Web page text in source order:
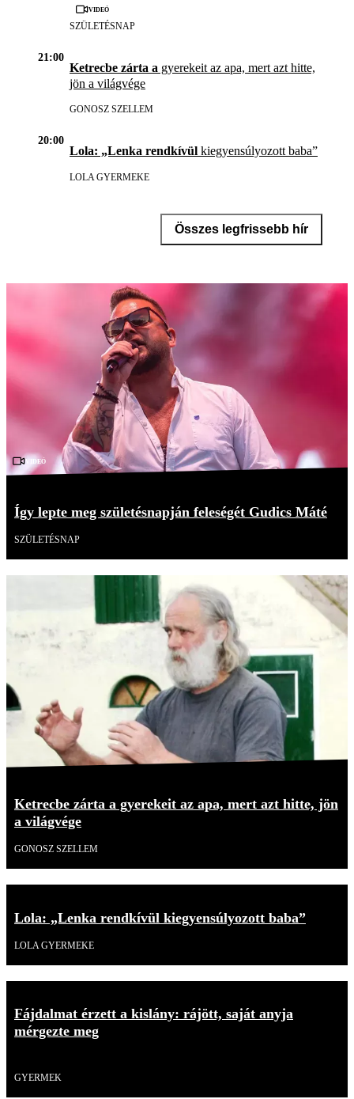
Videó
SZÜLETÉSNAP
21:00
Ketrecbe zárta a gyerekeit az apa, mert azt hitte,
jön a világvége
GONOSZ SZELLEM
20:00
Lola: „Lenka rendkívül kiegyensúlyozott baba”
LOLA GYERMEKE
Összes legfrissebb hír
Videó
Így lepte meg születésnapján feleségét Gudics Máté
SZÜLETÉSNAP
Ketrecbe zárta a gyerekeit az apa, mert azt hitte, jön
a világvége
GONOSZ SZELLEM
Lola: „Lenka rendkívül kiegyensúlyozott baba”
LOLA GYERMEKE
Fájdalmat érzett a kislány: rájött, saját anyja
mérgezte meg
GYERMEK